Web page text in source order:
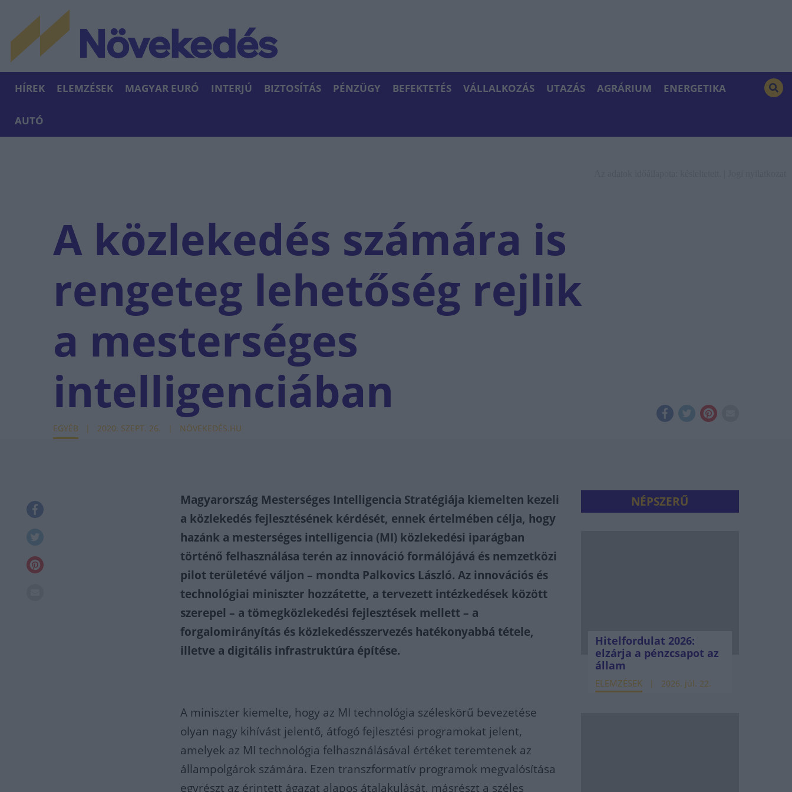
HÍREK ELEMZÉSEK MAGYAR EURÓ INTERJÚ BIZTOSÍTÁS PÉNZÜGY BEFEKTETÉS VÁLLALKOZÁS UTAZÁS AGRÁRIUM ENERGETIKA
AUTÓ
A közlekedés számára is
rengeteg lehetőség rejlik
a mesterséges
intelligenciában
EGYÉB 2020. SZEPT. 26. NÖVEKEDÉS.HU
Magyarország Mesterséges Intelligencia Stratégiája kiemelten kezeli
a közlekedés fejlesztésének kérdését, ennek értelmében célja, hogy
hazánk a mesterséges intelligencia (MI) közlekedési iparágban
történő felhasználása terén az innováció formálójává és nemzetközi
pilot területévé váljon – mondta Palkovics László. Az innovációs és
technológiai miniszter hozzátette, a tervezett intézkedések között
szerepel – a tömegközlekedési fejlesztések mellett – a
forgalomirányítás és közlekedésszervezés hatékonyabbá tétele,
illetve a digitális infrastruktúra építése.
A miniszter kiemelte, hogy az MI technológia széleskörű bevezetése
olyan nagy kihívást jelentő, átfogó fejlesztési programokat jelent,
amelyek az MI technológia felhasználásával értéket teremtenek az
állampolgárok számára. Ezen transzformatív programok megvalósítása
egyrészt az érintett ágazat alapos átalakulását, másrészt a széles
NÉPSZERŰ
Hitelfordulat 2026:
elzárja a pénzcsapot az
állam
ELEMZÉSEK 2026. júl. 22.